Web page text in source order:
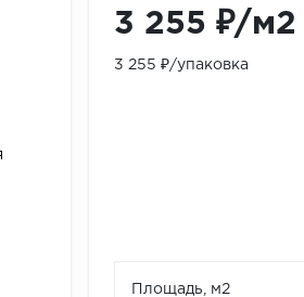
3 255 ₽/м2
3 255 ₽/упаковка
Площадь, м2